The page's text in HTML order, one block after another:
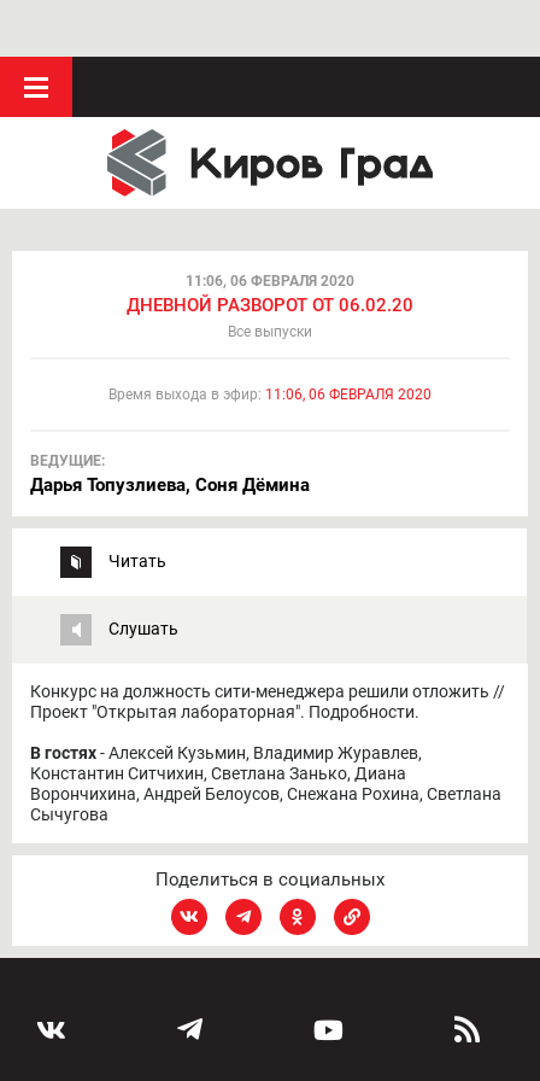
11:06, 06 ФЕВРАЛЯ 2020
ДНЕВНОЙ РАЗВОРОТ ОТ 06.02.20
Все выпуски
Время выхода в эфир: 11:06, 06 ФЕВРАЛЯ 2020
ВЕДУЩИЕ:
Дарья Топузлиева, Соня Дёмина
Читать
Слушать
Конкурс на должность сити-менеджера решили отложить //
Проект "Открытая лабораторная". Подробности.
В гостях- Алексей Кузьмин, Владимир Журавлев,
Константин Ситчихин, Светлана Занько, Диана
Ворончихина, Андрей Белоусов, Снежана Рохина, Светлана
Сычугова
Поделиться в социальных